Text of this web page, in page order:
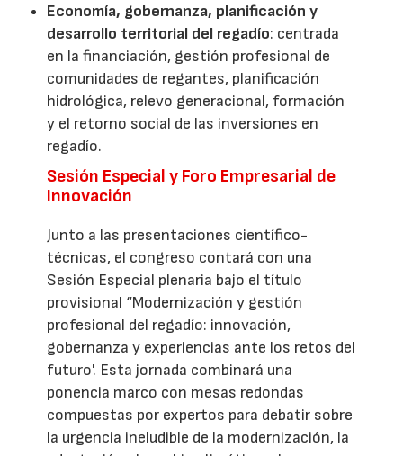
Economía, gobernanza, planificación y
desarrollo territorial del regadío: centrada
en la financiación, gestión profesional de
comunidades de regantes, planificación
hidrológica, relevo generacional, formación
y el retorno social de las inversiones en
regadío.
Sesión Especial y Foro Empresarial de
Innovación
Junto a las presentaciones científico-
técnicas, el congreso contará con una
Sesión Especial plenaria bajo el título
provisional “Modernización y gestión
profesional del regadío: innovación,
gobernanza y experiencias ante los retos del
futuro'. Esta jornada combinará una
ponencia marco con mesas redondas
compuestas por expertos para debatir sobre
la urgencia ineludible de la modernización, la